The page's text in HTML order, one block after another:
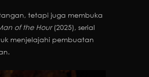
tetapi juga membuka
of the Hour(2025), serial
menjelajahi pembuatan